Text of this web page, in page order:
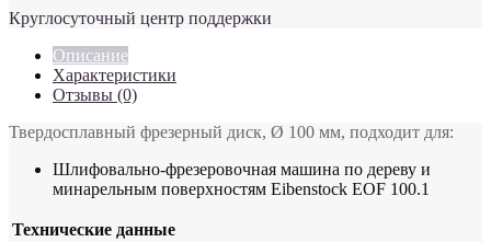
Круглосуточный центр поддержки
Описание
Характеристики
Отзывы (0)
Твердосплавный фрезерный диск, Ø 100 мм, подходит для:
Шлифовально-фрезеровочная машина по дереву и
минарельным поверхностям Eibenstock EOF 100.1
Технические данные